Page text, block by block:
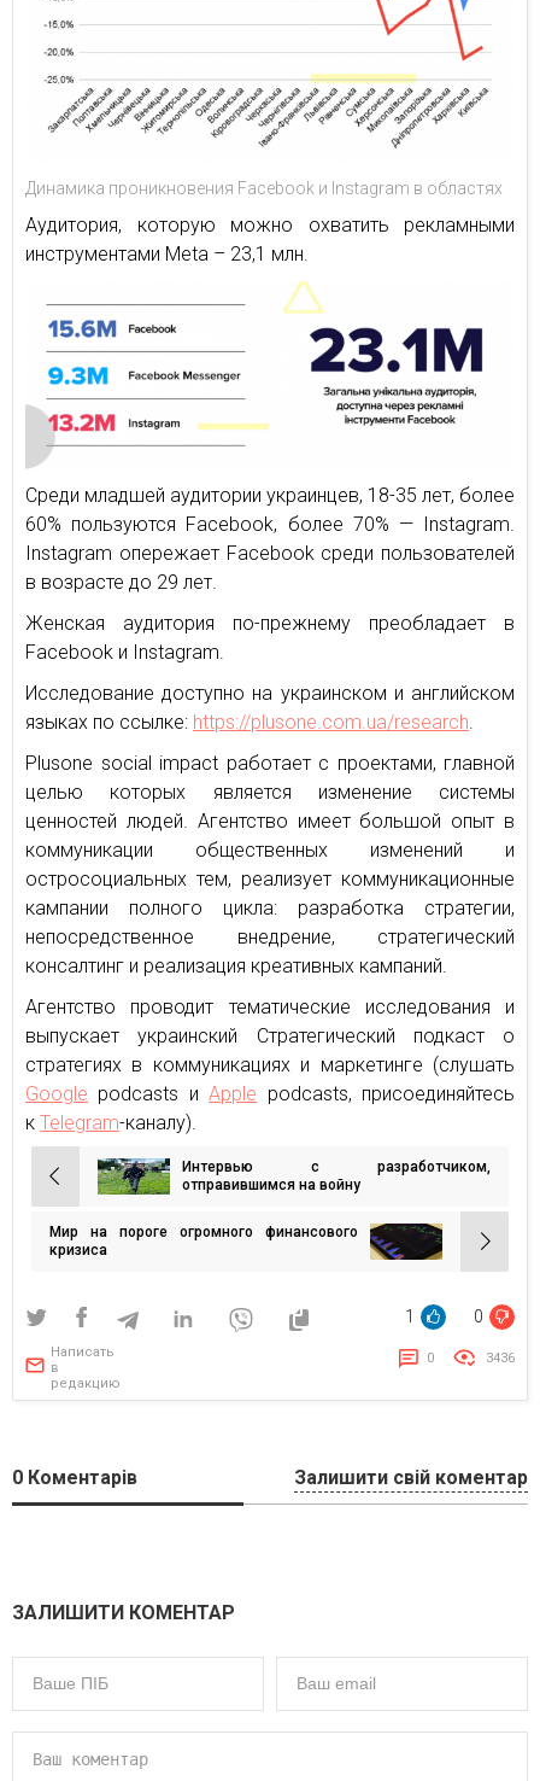
Динамика проникновения Facebook и Instagram в областях
Аудитория, которую можно охватить рекламными
инструментами Meta – 23,1 млн.
Среди младшей аудитории украинцев, 18-35 лет, более
60% пользуются Facebook, более 70% — Instagram.
Instagram опережает Facebook среди пользователей
в возрасте до 29 лет.
Женская аудитория по-прежнему преобладает в
Facebook и Instagram.
Исследование доступно на украинском и английском
языках по ссылке: https://plusone.com.ua/research.
Plusone social impact работает с проектами, главной
целью которых является изменение системы
ценностей людей. Агентство имеет большой опыт в
коммуникации общественных изменений и
остросоциальных тем, реализует коммуникационные
кампании полного цикла: разработка стратегии,
непосредственное внедрение, стратегический
консалтинг и реализация креативных кампаний.
Агентство проводит тематические исследования и
выпускает украинский Стратегический подкаст о
стратегиях в коммуникациях и маркетинге (слушать
Google podcasts иApple podcasts, присоединяйтесь
к Telegram-каналу).
Навигация
по
записям
Интервью с разработчиком,
отправившимся на войну
Мир на пороге огромного финансового
кризиса
1 0
Написать
в
редакцию
0 3436
0 Коментарів Залишити свій коментар
ЗАЛИШИТИ КОМЕНТАР